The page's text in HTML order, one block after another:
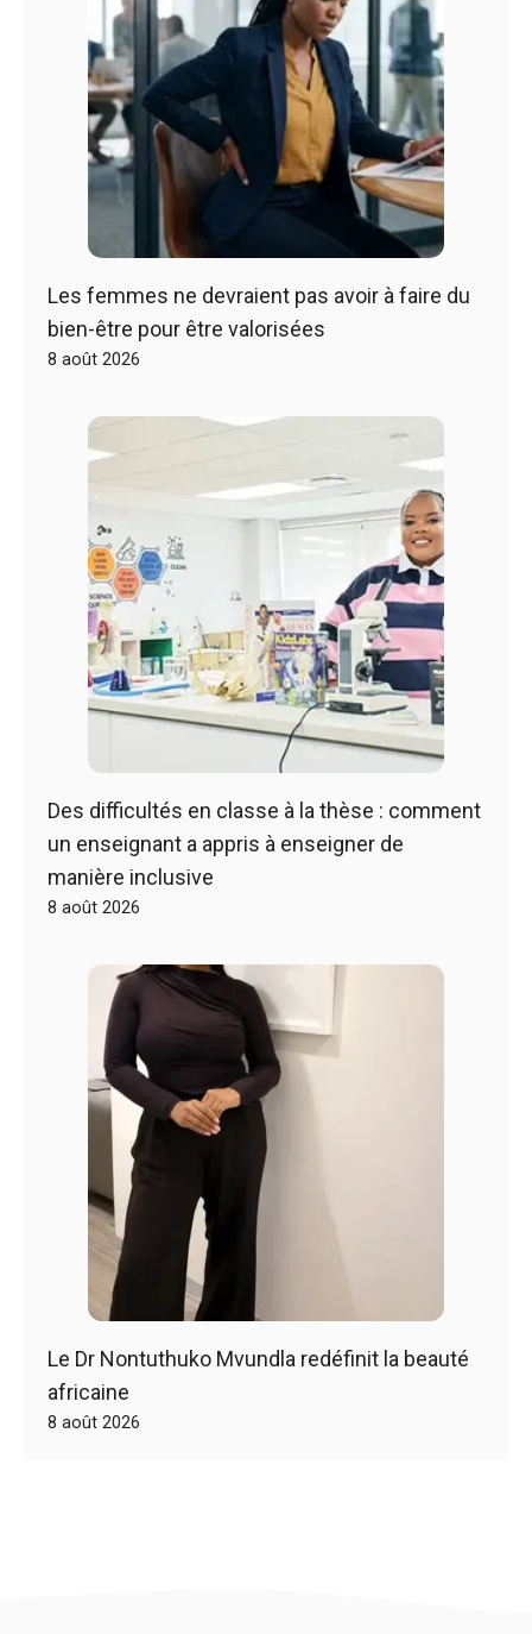
Les femmes ne devraient pas avoir à faire du
bien-être pour être valorisées
8 août 2026
Des difficultés en classe à la thèse : comment
un enseignant a appris à enseigner de
manière inclusive
8 août 2026
Le Dr Nontuthuko Mvundla redéfinit la beauté
africaine
8 août 2026